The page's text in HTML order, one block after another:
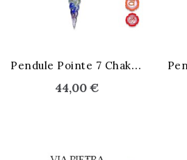
P
endule Pointe 7 Chakras
44,00 €